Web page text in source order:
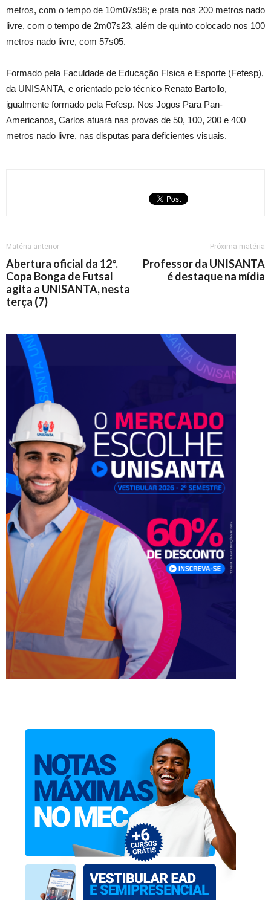
metros, com o tempo de 10m07s98; e prata nos 200 metros nado
livre, com o tempo de 2m07s23, além de quinto colocado nos 100
metros nado livre, com 57s05.
Formado pela Faculdade de Educação Física e Esporte (Fefesp),
da UNISANTA, e orientado pelo técnico Renato Bartollo,
igualmente formado pela Fefesp. Nos Jogos Para Pan-
Americanos, Carlos atuará nas provas de 50, 100, 200 e 400
metros nado livre, nas disputas para deficientes visuais.
Matéria anterior
Abertura oficial da 12º.
Copa Bonga de Futsal
agita a UNISANTA, nesta
terça (7)
Próxima matéria
Professor da UNISANTA
é destaque na mídia